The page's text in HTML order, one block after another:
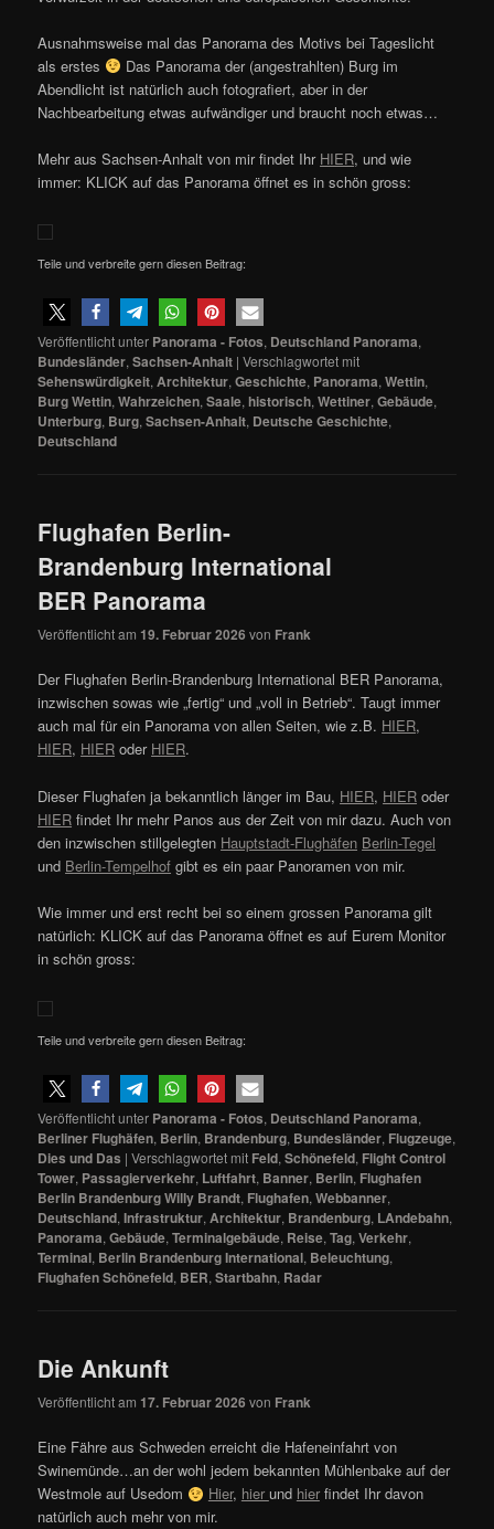
Ausnahmsweise mal das Panorama des Motivs bei Tageslicht
als erstes
Das Panorama der (angestrahlten) Burg im
Abendlicht ist natürlich auch fotografiert, aber in der
Nachbearbeitung etwas aufwändiger und braucht noch etwas…
Mehr aus Sachsen-Anhalt von mir findet Ihr HIER, und wie
immer: KLICK auf das Panorama öffnet es in schön gross:
Teile und verbreite gern diesen Beitrag:
Veröffentlicht unter Panorama - Fotos, Deutschland Panorama,
Bundesländer,Sachsen-Anhalt |Verschlagwortet mit
Sehenswürdigkeit, Architektur,Geschichte, Panorama,Wettin,
Burg Wettin,Wahrzeichen,Saale,historisch,Wettiner,Gebäude,
Unterburg, Burg,Sachsen-Anhalt, Deutsche Geschichte,
Deutschland
Flughafen Berlin-
Brandenburg International
BER Panorama
Veröffentlicht am 19. Februar 2026 von Frank
Der Flughafen Berlin-Brandenburg International BER Panorama,
inzwischen sowas wie „fertig“ und „voll in Betrieb“. Taugt immer
auch mal für ein Panorama von allen Seiten, wie z.B. HIER,
HIER, HIER oder HIER.
Dieser Flughafen ja bekanntlich länger im Bau, HIER, HIER oder
HIER findet Ihr mehr Panos aus der Zeit von mir dazu. Auch von
den inzwischen stillgelegten Hauptstadt-Flughäfen Berlin-Tegel
und Berlin-Tempelhof gibt es ein paar Panoramen von mir.
Wie immer und erst recht bei so einem grossen Panorama gilt
natürlich: KLICK auf das Panorama öffnet es auf Eurem Monitor
in schön gross:
Teile und verbreite gern diesen Beitrag:
Veröffentlicht unter Panorama - Fotos, Deutschland Panorama,
Berliner Flughäfen, Berlin, Brandenburg, Bundesländer, Flugzeuge,
Dies und Das |Verschlagwortet mit Feld,Schönefeld, Flight Control
Tower, Passagierverkehr, Luftfahrt, Banner, Berlin, Flughafen
Berlin Brandenburg Willy Brandt, Flughafen,Webbanner,
Deutschland,Infrastruktur, Architektur, Brandenburg, LAndebahn,
Panorama,Gebäude,Terminalgebäude, Reise,Tag,Verkehr,
Terminal, Berlin Brandenburg International, Beleuchtung,
Flughafen Schönefeld, BER,Startbahn, Radar
Die Ankunft
Veröffentlicht am 17. Februar 2026 von Frank
Eine Fähre aus Schweden erreicht die Hafeneinfahrt von
Swinemünde…an der wohl jedem bekannten Mühlenbake auf der
Westmole auf Usedom
Hier, hier und hierfindet Ihr davon
natürlich auch mehr von mir.